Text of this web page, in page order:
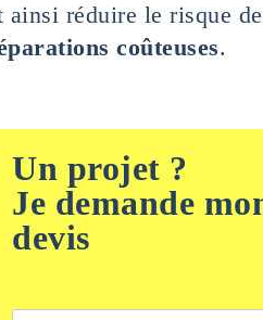
ainsi réduire le risque de
coûteuses.
Un projet ?
Je demande
devis